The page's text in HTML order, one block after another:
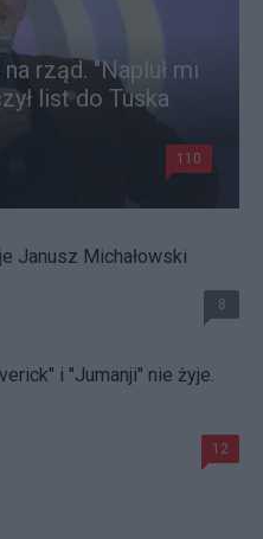
rząd. "Napluł mi
list do Tuska
110
Janusz Michałowski
8
i "Jumanji" nie żyje.
12